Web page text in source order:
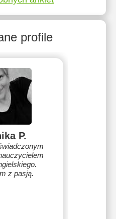
profile
P.
z pasją.